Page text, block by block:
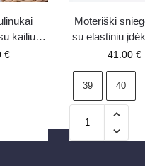
kailiuku
Kawai
€
Moteriški
su elastiniu
Kiora
41.00€
39 40